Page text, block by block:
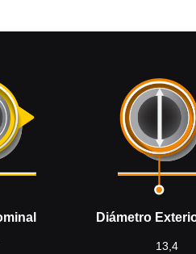
Diámetro
13,4